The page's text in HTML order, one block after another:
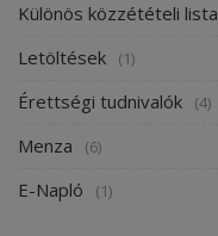
Különös közzétételi lista
Letöltések (1)
Érettségi tudnivalók (4)
Menza (6)
E-Napló (1)